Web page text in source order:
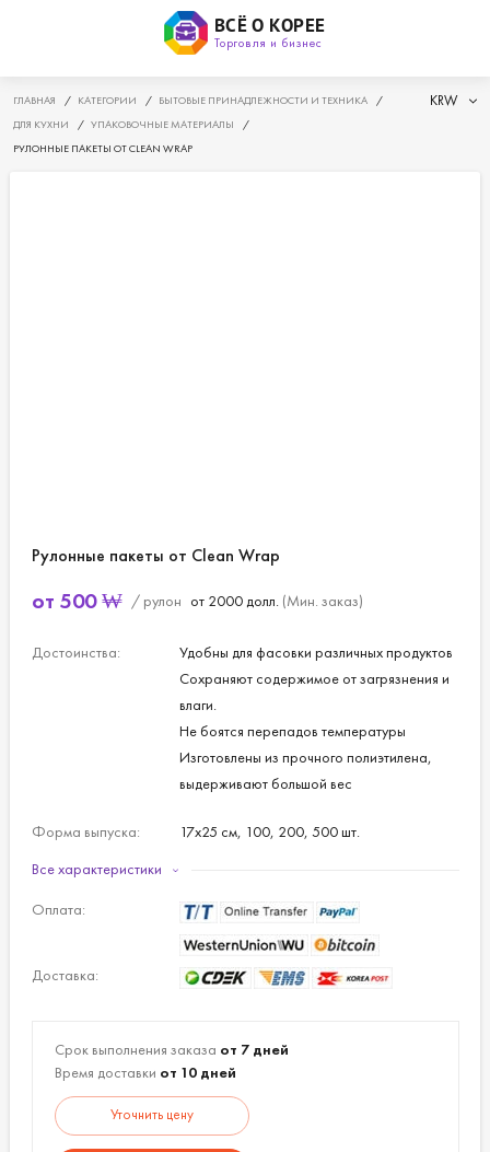
ВСЁ О КОРЕЕ
Торговля и бизнес
ГЛАВНАЯ / КАТЕГОРИИ / БЫТОВЫЕ ПРИНАДЛЕЖНОСТИ И ТЕХНИКА
/
ДЛЯ КУХНИ
/ УПАКОВОЧНЫЕ МАТЕРИАЛЫ
/
РУЛОННЫЕ ПАКЕТЫ ОТ CLEAN WRAP
KRW
Рулонные пакеты от Clean Wrap
от 500 ₩ / рулон от 2000 долл. (Мин. заказ)
Достоинства:
Удобны для фасовки различных продуктов
Сохраняют содержимое от загрязнения и
влаги.
Не боятся перепадов температуры
Изготовлены из прочного полиэтилена,
выдерживают большой вес
Форма выпуска:
17х25 см, 100, 200, 500 шт.
30х40 см, 200, 500 шт.
Все характеристики
Оплата:
Доставка:
Срок выполнения заказа от 7 дней
Время доставки от 10 дней
Уточнить цену